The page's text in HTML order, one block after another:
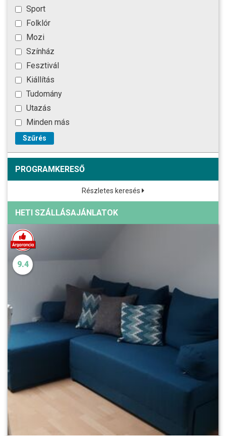
Sport
Folklór
Mozi
Színház
Fesztivál
Kiállítás
Tudomány
Utazás
Minden más
Szűrés
PROGRAMKERESŐ
Részletes keresés
HETI SZÁLLÁSAJÁNLATOK
9.4